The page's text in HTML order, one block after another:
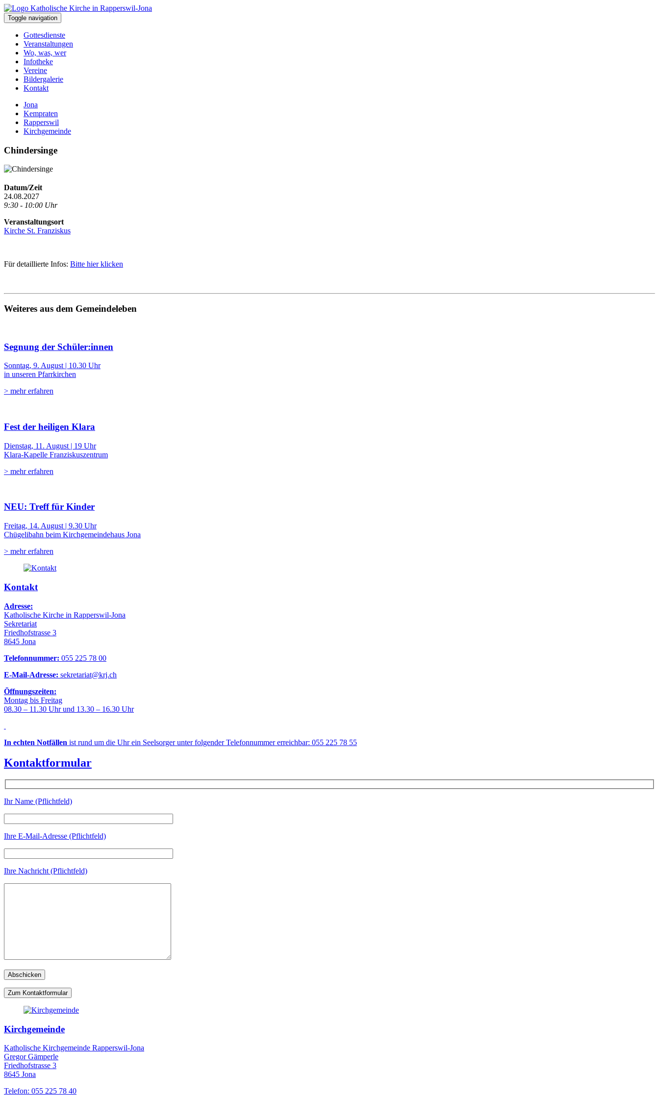
Toggle navigation
Gottesdienste
Veranstaltungen
Wo, was, wer
Infotheke
Vereine
Bildergalerie
Kontakt
Jona
Kempraten
Rapperswil
Kirchgemeinde
Chindersinge
Datum/Zeit
24.08.2027
9:30 - 10:00 Uhr
Veranstaltungsort
Kirche St. Franziskus
Für detaillierte Infos: Bitte hier klicken
Weiteres aus dem Gemeindeleben
Segnung der Schüler:innen
Sonntag, 9. August | 10.30 Uhr
in unseren Pfarrkirchen
> mehr erfahren
Fest der heiligen Klara
Dienstag, 11. August | 19 Uhr
Klara-Kapelle Franziskuszentrum
> mehr erfahren
NEU: Treff für Kinder
Freitag, 14. August | 9.30 Uhr
Chügelibahn beim Kirchgemeindehaus Jona
> mehr erfahren
Kontakt
Adresse:
Katholische Kirche in Rapperswil-Jona
Sekretariat
Friedhofstrasse 3
8645 Jona
Telefonnummer: 055 225 78 00
E-Mail-Adresse: sekretariat@krj.ch
Öffnungszeiten:
Montag bis Freitag
08.30 – 11.30 Uhr und 13.30 – 16.30 Uhr
In echten Notfällen ist rund um die Uhr ein Seelsorger unter folgender Telefonnummer erreichbar: 055 225 78 55
Kontaktformular
Ihr Name (Pflichtfeld)
Ihre E-Mail-Adresse (Pflichtfeld)
Ihre Nachricht (Pflichtfeld)
Zum Kontaktformular
Kirchgemeinde
Katholische Kirchgemeinde Rapperswil-Jona
Gregor Gämperle
Friedhofstrasse 3
8645 Jona
Telefon: 055 225 78 40